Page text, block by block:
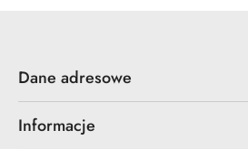
Dane adresowe
Informacje